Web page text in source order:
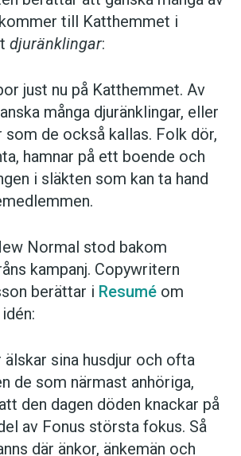
till Katthemmet i
djuränklingar:
just nu på Katthemmet. Av
många djuränklingar, eller
som de också kallas. Folk dör,
hamnar på ett boende och
i släkten som kan ta hand
Normal stod bakom
kampanj. Copywritern
berättar i Resumé om
älskar sina husdjur och ofta
de som närmast anhöriga,
den dagen döden knackar på
av Fonus största fokus. Så
där änkor, änkemän och